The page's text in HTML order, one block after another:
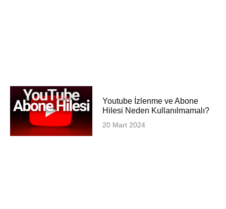
Youtube İzlenme ve Abone
Hilesi Neden Kullanılmamalı?
20 Mart 2024